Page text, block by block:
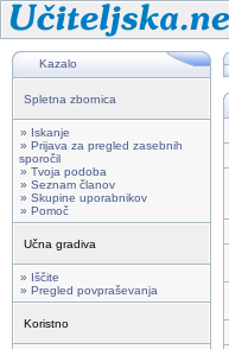
Kazalo
Spletna zbornica
» Iskanje
» Prijava za pregled zasebnih
sporočil
» Tvoja podoba
» Seznam članov
» Skupine uporabnikov
» Pomoč
Učna gradiva
» Iščite
» Pregled povpraševanja
Koristno